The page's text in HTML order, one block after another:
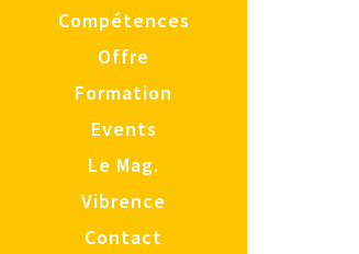
Compétences
Offre
Formation
Events
Le Mag.
Vibrence
Contact